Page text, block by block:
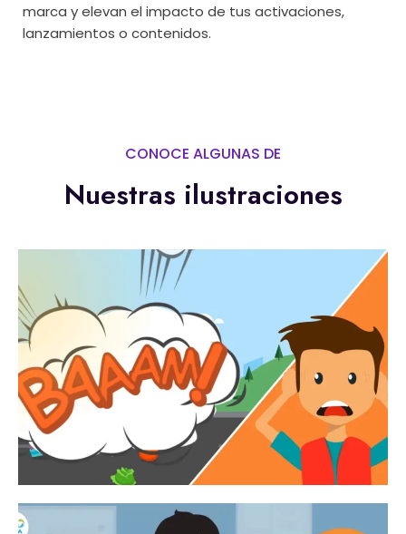
marca y elevan el impacto de tus activaciones,
lanzamientos o contenidos.
CONOCE ALGUNAS DE
Nuestras ilustraciones